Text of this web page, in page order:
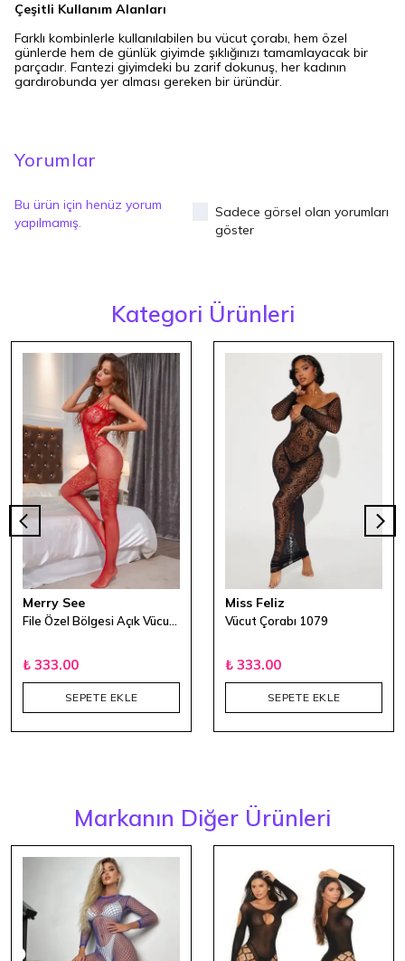
Çeşitli Kullanım Alanları
Farklı kombinlerle kullanılabilen bu vücut çorabı, hem özel
günlerde hem de günlük giyimde şıklığınızı tamamlayacak bir
parçadır. Fantezi giyimdeki bu zarif dokunuş, her kadının
gardırobunda yer alması gereken bir üründür.
Yorumlar
Bu ürün için henüz yorum
yapılmamış.
Sadece görsel olan yorumları
göster
Kategori Ürünleri
Merry See
₺ 333.00
SEPETE EKLE
Miss Feliz
Vücut Çorabı 1079
₺ 333.00
SEPETE EKLE
Markanın Diğer Ürünleri